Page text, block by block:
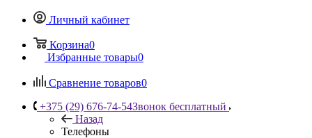
Личный кабинет
Корзина0
Избранные товары0
Сравнение товаров0
+375 (29) 676-74-54Звонок бесплатный
Назад
Телефоны